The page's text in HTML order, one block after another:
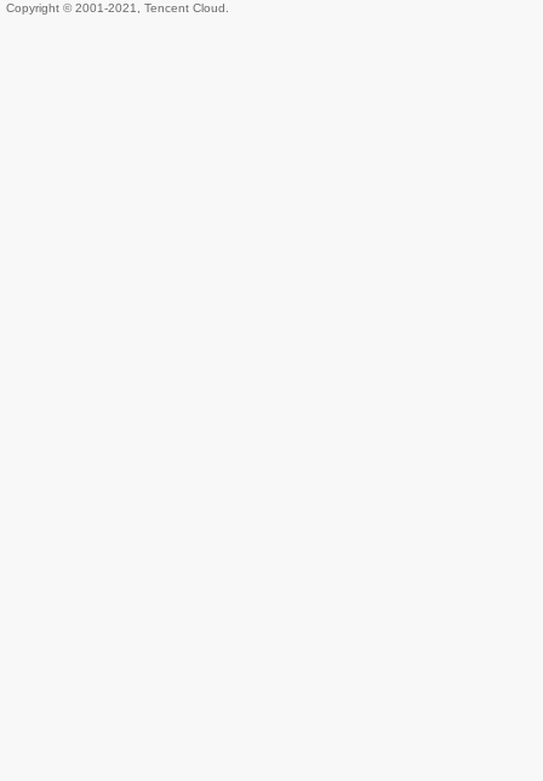
Copyright © 2001-2021, Tencent Cloud.